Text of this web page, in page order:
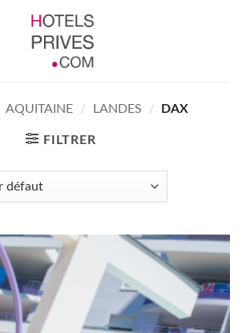
AQUITAINE / LANDES / DAX
FILTRER